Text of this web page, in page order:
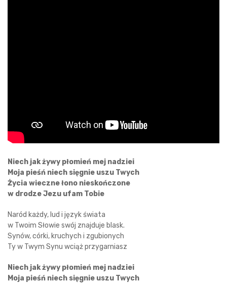
Niech jak żywy płomień mej nadziei
Moja pieśń niech sięgnie uszu Twych
Życia wieczne łono nieskończone
w drodze Jezu ufam Tobie
Naród każdy, lud i język świata
w Twoim Słowie swój znajduje blask.
Synów, córki, kruchych i zgubionych
Ty w Twym Synu wciąż przygarniasz
Niech jak żywy płomień mej nadziei
Moja pieśń niech sięgnie uszu Twych